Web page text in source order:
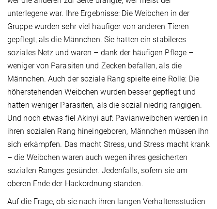
unterlegene war. Ihre Ergebnisse: Die Weibchen in der
Gruppe wurden sehr viel häufiger von anderen Tieren
gepflegt, als die Männchen. Sie hatten ein stabileres
soziales Netz und waren – dank der häufigen Pflege –
weniger von Parasiten und Zecken befallen, als die
Männchen. Auch der soziale Rang spielte eine Rolle: Die
höherstehenden Weibchen wurden besser gepflegt und
hatten weniger Parasiten, als die sozial niedrig rangigen.
Und noch etwas fiel Akinyi auf: Pavianweibchen werden in
ihren sozialen Rang hineingeboren, Männchen müssen ihn
sich erkämpfen. Das macht Stress, und Stress macht krank
– die Weibchen waren auch wegen ihres gesicherten
sozialen Ranges gesünder. Jedenfalls, sofern sie am
oberen Ende der Hackordnung standen.
Auf die Frage, ob sie nach ihren langen Verhaltensstudien